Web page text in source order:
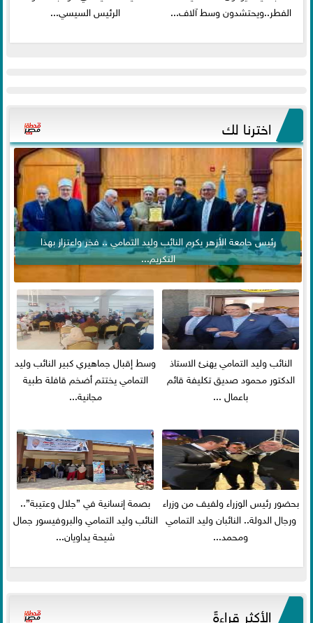
الفطر..ويحتشدون وسط آلاف...
الرئيس السيسي...
اخترنا لك
رئيس جامعة الأزهر يكرم النائب وليد التمامي .. فخر واعتزاز بهذا
التكريم...
النائب وليد التمامي يهنئ الاستاذ
الدكتور محمود صديق تكليفة قائم
باعمال ...
وسط إقبال جماهيري كبير النائب وليد
التمامي يختتم أضخم قافلة طبية
مجانية...
بحضور رئيس الوزراء ولفيف من وزراء
ورجال الدولة.. النائبان وليد التمامي
ومحمد...
بصمة إنسانية في ”جلال وعتيبة”..
النائب وليد التمامي والبروفيسور جمال
شيحة يداويان...
الأكثر قراءةً